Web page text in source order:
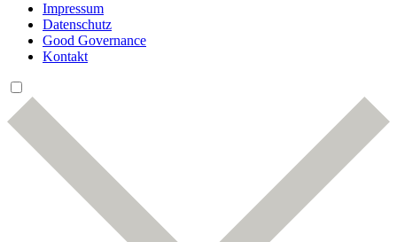
Impressum
Datenschutz
Good Governance
Kontakt